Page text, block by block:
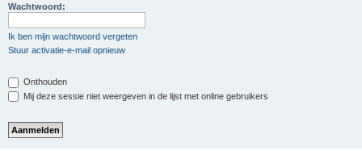
Wachtwoord:
Ik ben mijn wachtwoord vergeten
Stuur activatie-e-mail opnieuw
Onthouden
Mij deze sessie niet weergeven in de lijst met online gebruikers